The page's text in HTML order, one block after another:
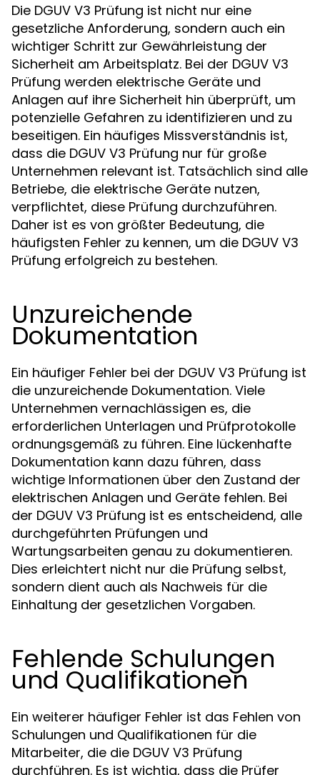
Die DGUV V3 Prüfung ist nicht nur eine
gesetzliche Anforderung, sondern auch ein
wichtiger Schritt zur Gewährleistung der
Sicherheit am Arbeitsplatz. Bei der DGUV V3
Prüfung werden elektrische Geräte und
Anlagen auf ihre Sicherheit hin überprüft, um
potenzielle Gefahren zu identifizieren und zu
beseitigen. Ein häufiges Missverständnis ist,
dass die DGUV V3 Prüfung nur für große
Unternehmen relevant ist. Tatsächlich sind alle
Betriebe, die elektrische Geräte nutzen,
verpflichtet, diese Prüfung durchzuführen.
Daher ist es von größter Bedeutung, die
häufigsten Fehler zu kennen, um die DGUV V3
Prüfung erfolgreich zu bestehen.
Unzureichende
Dokumentation
Ein häufiger Fehler bei der DGUV V3 Prüfung ist
die unzureichende Dokumentation. Viele
Unternehmen vernachlässigen es, die
erforderlichen Unterlagen und Prüfprotokolle
ordnungsgemäß zu führen. Eine lückenhafte
Dokumentation kann dazu führen, dass
wichtige Informationen über den Zustand der
elektrischen Anlagen und Geräte fehlen. Bei
der DGUV V3 Prüfung ist es entscheidend, alle
durchgeführten Prüfungen und
Wartungsarbeiten genau zu dokumentieren.
Dies erleichtert nicht nur die Prüfung selbst,
sondern dient auch als Nachweis für die
Einhaltung der gesetzlichen Vorgaben.
Fehlende Schulungen
und Qualifikationen
Ein weiterer häufiger Fehler ist das Fehlen von
Schulungen und Qualifikationen für die
Mitarbeiter, die die DGUV V3 Prüfung
durchführen. Es ist wichtig, dass die Prüfer